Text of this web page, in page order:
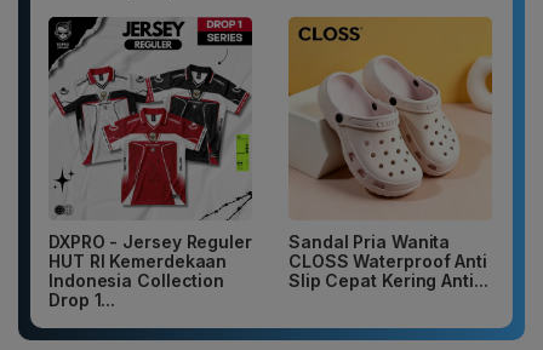
DXPRO - Jersey Reguler
HUT RI Kemerdekaan
Indonesia Collection
Drop 1...
Sandal Pria Wanita
CLOSS Waterproof Anti
Slip Cepat Kering Anti...